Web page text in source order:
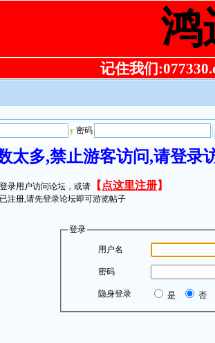
鸿
记住我们
太多,禁止游客访问,请登
录用户访问论坛，或请 【 点这里注册】
注册,请先登录论坛即可游览帖子
登录
用户名
密码
隐身登录 是 否